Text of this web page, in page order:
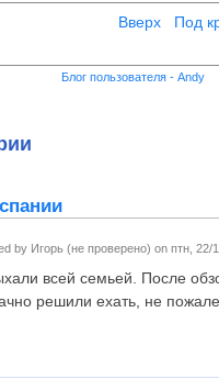
Вверх
Под
Блог пользователя - Andy
by Игорь (не проверено) on птн, 22/
всей семьей. После
решили ехать, не